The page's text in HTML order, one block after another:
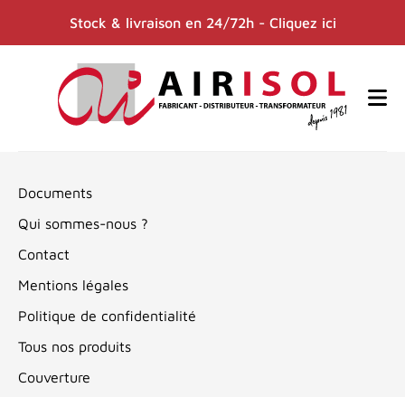
Stock & livraison en 24/72h - Cliquez ici
Documents
Qui sommes-nous ?
Contact
Mentions légales
Politique de confidentialité
Tous nos produits
Couverture